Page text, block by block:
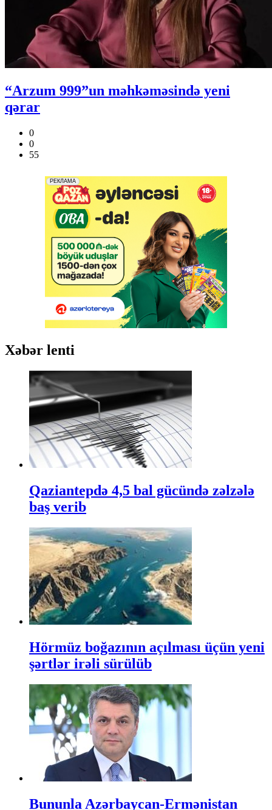
“Arzum 999”un məhkəməsində yeni
qərar
0
0
55
Xəbər lenti
Qaziantepdə 4,5 bal gücündə zəlzələ
baş verib
Hörmüz boğazının açılması üçün yeni
şərtlər irəli sürülüb
Bununla Azərbaycan-Ermənistan